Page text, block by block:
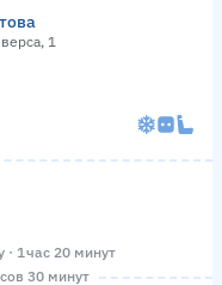
1
1 час 20 минут
30 минут